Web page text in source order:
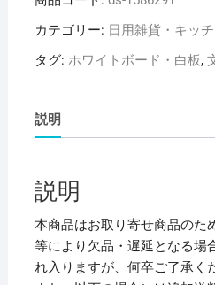
鉛
筆
ワ
ト
ボ
マ
ー
カ
ー
ユ
カテゴリー: 日用雑貨・キッ
タグ: ホワイトボード・白板,
説明
説明
本商品はお取り寄せ商品のた
等により欠品・遅延となる場
れ入りますが、何卒ご了承く